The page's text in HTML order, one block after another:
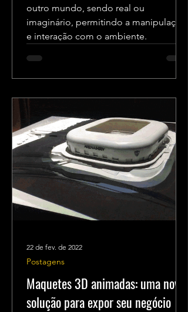
outro mundo, sendo real ou
imaginário, permitindo a manipulação
e interação com o ambiente.
Maquetes 3D animadas: uma nova
solução para expor seu negócio
Postagens
22 de fev. de 2022